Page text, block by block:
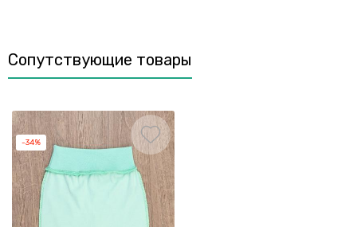
Сопутствующие товары
-34%